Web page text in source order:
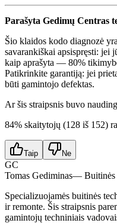
Parašyta Gedimų Centras
Šio klaidos kodo diagnozė
savarankiškai apsispręsti: jei
kaip aprašyta — 80%
Patikrinkite garantiją: jei
būti gamintojo defektas.
Ar šis straipsnis buvo
84% skaitytojų (128 iš 152)
Taip Ne
GC
Tomas Gediminas— Buitinės
Specializuojamės buitinės
ir remonte. Šis straipsnis
gamintojų techniniais